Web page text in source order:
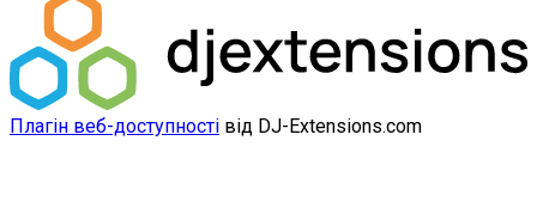
Плагін веб-доступності від DJ-Extensions.com